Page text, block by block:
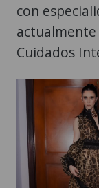
con
actualmente
Cuidados